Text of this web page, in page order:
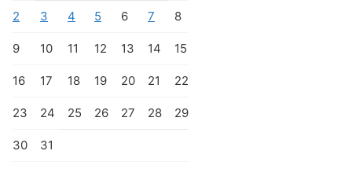
2 3 4 5 6 7 8
9 10 11 12 13 14 15
16 17 18 19 20 21 22
23 24 25 26 27 28 29
30 31